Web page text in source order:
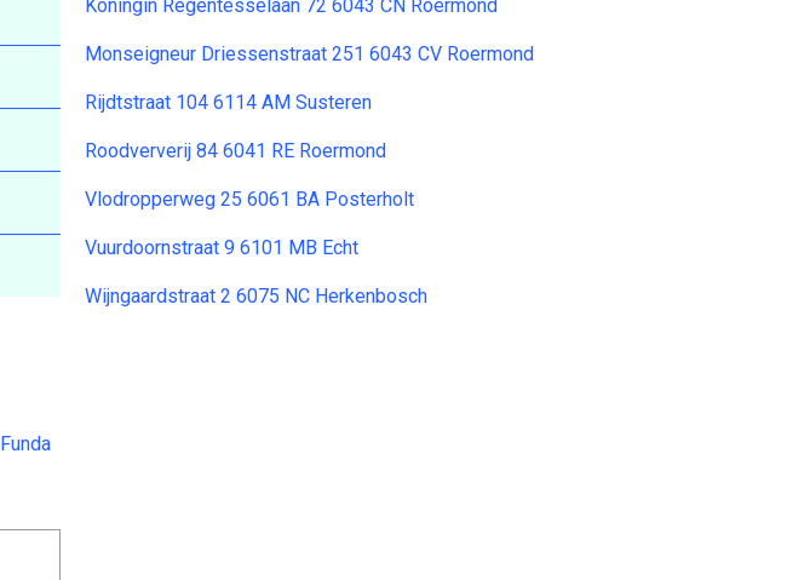
Funda
Koningin Regentesselaan 72 6043 CN Roermond
Monseigneur Driessenstraat 251 6043 CV Roermond
Rijdtstraat 104 6114 AM Susteren
Roodververij 84 6041 RE Roermond
Vlodropperweg 25 6061 BA Posterholt
Vuurdoornstraat 9 6101 MB Echt
Wijngaardstraat 2 6075 NC Herkenbosch